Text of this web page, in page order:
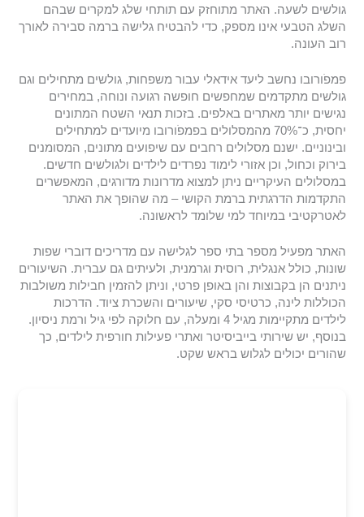
גולשים לשעה. האתר מתוחזק עם תותחי שלג למקרים שבהם
השלג הטבעי אינו מספק, כדי להבטיח גלישה ברמה סבירה לאורך
רוב העונה.
פמפֹורובו נחשב ליעד אידאלי עבור משפחות, גולשים מתחילים וגם
גולשים מתקדמים שמחפשים חופשה רגועה ונוחה, במחירים
נגישים יותר מאתרים באלפים. בזכות תנאי השטח המתונים
יחסית, כ־70% מהמסלולים בפמפֹורובו מיועדים למתחילים
ובינוניים. ישנם מסלולים רחבים עם שיפועים מתונים, המסומנים
בירוק וכחול, וכן אזורי לימוד נפרדים לילדים ולגולשים חדשים.
במסלולים העיקריים ניתן למצוא מדרונות מדורגים, המאפשרים
התקדמות הדרגתית ברמת הקושי – מה שהופך את האתר
לאטרקטיבי במיוחד למי שלומד לראשונה.
האתר מפעיל מספר בתי ספר לגלישה עם מדריכים דוברי שפות
שונות, כולל אנגלית, רוסית וגרמנית, ולעיתים גם עברית. השיעורים
ניתנים הן בקבוצות והן באופן פרטי, וניתן להזמין חבילות משולבות
הכוללות לינה, כרטיסי סקי, שיעורים והשכרת ציוד. הדרכות
לילדים מתקיימות מגיל 4 ומעלה, עם חלוקה לפי גיל ורמת ניסיון.
בנוסף, יש שירותי בייביסיטר ואתרי פעילות חורפית לילדים, כך
שהורים יכולים לגלוש בראש שקט.